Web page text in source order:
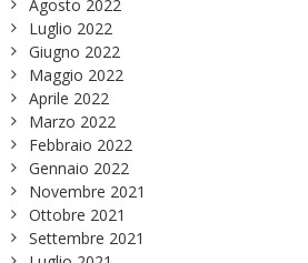
Agosto 2022
Luglio 2022
Giugno 2022
Maggio 2022
Aprile 2022
Marzo 2022
Febbraio 2022
Gennaio 2022
Novembre 2021
Ottobre 2021
Settembre 2021